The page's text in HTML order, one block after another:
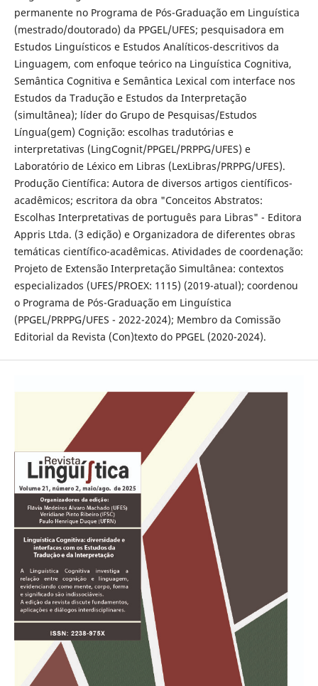
permanente no Programa de Pós-Graduação em Linguística
(mestrado/doutorado) da PPGEL/UFES; pesquisadora em
Estudos Linguísticos e Estudos Analíticos-descritivos da
Linguagem, com enfoque teórico na Linguística Cognitiva,
Semântica Cognitiva e Semântica Lexical com interface nos
Estudos da Tradução e Estudos da Interpretação
(simultânea); líder do Grupo de Pesquisas/Estudos
Língua(gem) Cognição: escolhas tradutórias e
interpretativas (LingCognit/PPGEL/PRPPG/UFES) e
Laboratório de Léxico em Libras (LexLibras/PRPPG/UFES).
Produção Científica: Autora de diversos artigos científicos-
acadêmicos; escritora da obra "Conceitos Abstratos:
Escolhas Interpretativas de português para Libras" - Editora
Appris Ltda. (3 edição) e Organizadora de diferentes obras
temáticas científico-acadêmicas. Atividades de coordenação:
Projeto de Extensão Interpretação Simultânea: contextos
especializados (UFES/PROEX: 1115) (2019-atual); coordenou
o Programa de Pós-Graduação em Linguística
(PPGEL/PRPPG/UFES - 2022-2024); Membro da Comissão
Editorial da Revista (Con)texto do PPGEL (2020-2024).